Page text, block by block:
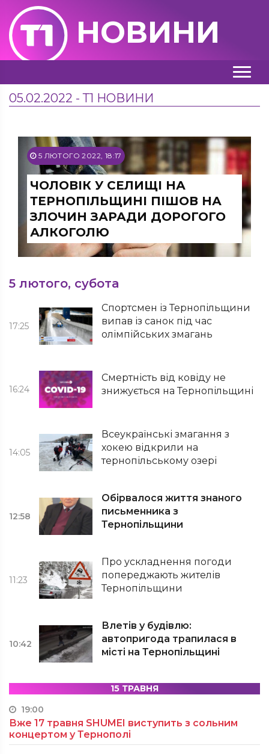
НОВИНИ
05.02.2022 - Т1 НОВИНИ
5 ЛЮТОГО 2022, 18:17
ЧОЛОВІК У СЕЛИЩІ НА
ТЕРНОПІЛЬЩИНІ ПІШОВ НА
ЗЛОЧИН ЗАРАДИ ДОРОГОГО
АЛКОГОЛЮ
5 лютого, субота
17:25
Спортсмен із Тернопільщини
випав із санок під час
олімпійських змагань
16:24
Смертність від ковіду не
знижується на Тернопільщині
14:05
Всеукраїнські змагання з
хокею відкрили на
тернопільському озері
12:58
Обірвалося життя знаного
письменника з
Тернопільщини
11:23
Про ускладнення погоди
попереджають жителів
Тернопільщини
10:42
Влетів у будівлю:
автопригода трапилася в
місті на Тернопільщині
15 ТРАВНЯ
19:00
Вже 17 травня SHUMEI виступить з сольним
концертом у Тернополі